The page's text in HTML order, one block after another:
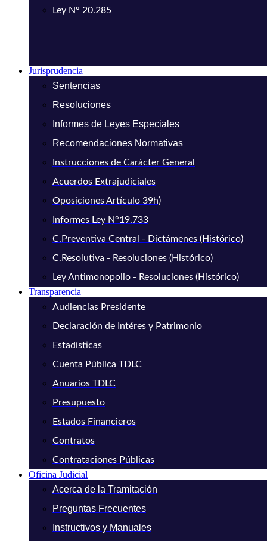
Ley N° 20.285
Jurisprudencia
Sentencias
Resoluciones
Informes de Leyes Especiales
Recomendaciones Normativas
Instrucciones de Carácter General
Acuerdos Extrajudiciales
Oposiciones Artículo 39h)
Informes Ley N°19.733
C.Preventiva Central - Dictámenes (Histórico)
C.Resolutiva - Resoluciones (Histórico)
Ley Antimonopolio - Resoluciones (Histórico)
Transparencia
Audiencias Presidente
Declaración de Intéres y Patrimonio
Estadísticas
Cuenta Pública TDLC
Anuarios TDLC
Presupuesto
Estados Financieros
Contratos
Contrataciones Públicas
Oficina Judicial
Acerca de la Tramitación
Preguntas Frecuentes
Instructivos y Manuales